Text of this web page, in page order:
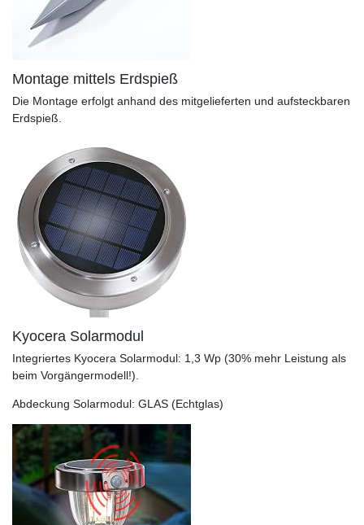
Montage mittels Erdspieß
Die Montage erfolgt anhand des mitgelieferten und aufsteckbaren
Erdspieß.
Kyocera Solarmodul
Integriertes Kyocera Solarmodul: 1,3 Wp (30% mehr Leistung als
beim Vorgängermodell!).
Abdeckung Solarmodul: GLAS (Echtglas)